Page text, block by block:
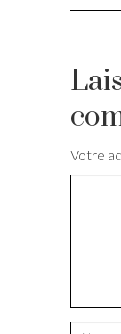
Votre